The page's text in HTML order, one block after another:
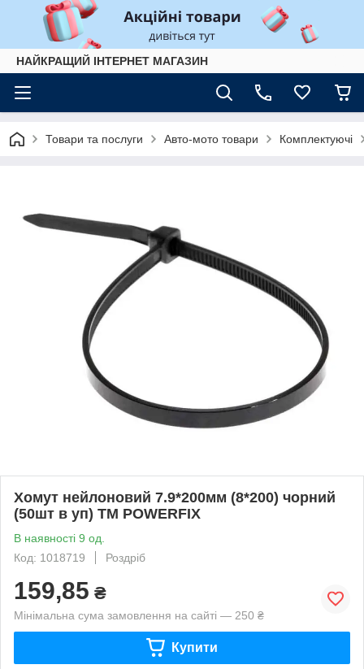
НАЙКРАЩИЙ ІНТЕРНЕТ МАГАЗИН
Товари та послуги Авто-мото товари Комплектуючі
Хомут нейлоновий 7.9*200мм (8*200) чорний
(50шт в уп) ТМ POWERFIX
В наявності 9 од.
Код: 1018719
Роздріб
159,85 ₴
Мінімальна сума замовлення на сайті — 250 ₴
Купити